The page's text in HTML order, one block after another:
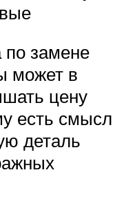
замене
может в
цену
есть смысл
деталь